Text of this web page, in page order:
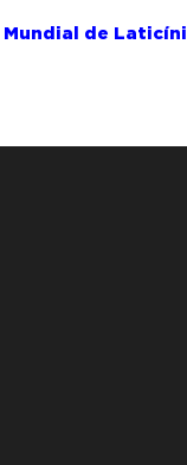
Mundial de